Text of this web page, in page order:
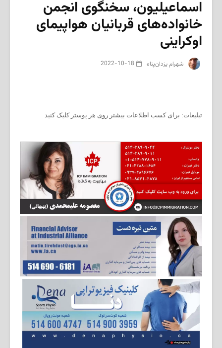
اسماعیلیون، سخنگوی انجمن
خانواده‌های قربانیان هواپیمای
اوکراینی
‌ شهرام يزدان‌پناه 2022-10-18
تبلیغات: برای کسب اطلاعات بیشتر روی هر پوستر کلیک کنید